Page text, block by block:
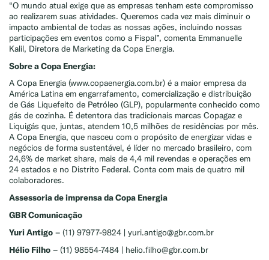
“O mundo atual exige que as empresas tenham este compromisso
ao realizarem suas atividades. Queremos cada vez mais diminuir o
impacto ambiental de todas as nossas ações, incluindo nossas
participações em eventos como a Fispal”, comenta Emmanuelle
Kalil, Diretora de Marketing da Copa Energia.
Sobre a Copa Energia:
A Copa Energia (www.copaenergia.com.br) é a maior empresa da
América Latina em engarrafamento, comercialização e distribuição
de Gás Liquefeito de Petróleo (GLP), popularmente conhecido como
gás de cozinha. É detentora das tradicionais marcas Copagaz e
Liquigás que, juntas, atendem 10,5 milhões de residências por mês.
A Copa Energia, que nasceu com o propósito de energizar vidas e
negócios de forma sustentável, é líder no mercado brasileiro, com
24,6% de market share, mais de 4,4 mil revendas e operações em
24 estados e no Distrito Federal. Conta com mais de quatro mil
colaboradores.
Assessoria de imprensa da Copa Energia
GBR Comunicação
Yuri Antigo – (11) 97977-9824 | yuri.antigo@gbr.com.br
Hélio Filho – (11) 98554-7484 | helio.filho@gbr.com.br